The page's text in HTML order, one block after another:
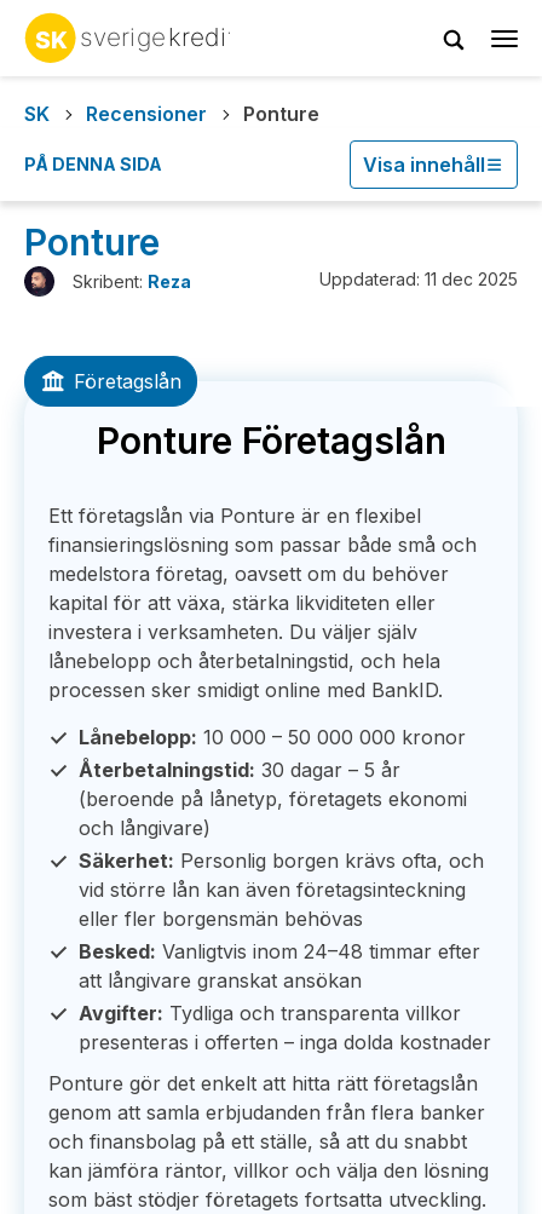
SK
Recensioner Ponture
PÅ DENNA SIDA Visa innehåll
Ponture
Skribent: Reza Uppdaterad: 11 dec 2025
Företagslån
Ponture Företagslån
Ett företagslån via Ponture är en flexibel
finansieringslösning som passar både små och
medelstora företag, oavsett om du behöver
kapital för att växa, stärka likviditeten eller
investera i verksamheten. Du väljer själv
lånebelopp och återbetalningstid, och hela
processen sker smidigt online med BankID.
Lånebelopp: 10 000 – 50 000 000 kronor
Återbetalningstid: 30 dagar – 5 år
(beroende på lånetyp, företagets ekonomi
och långivare)
Säkerhet: Personlig borgen krävs ofta, och
vid större lån kan även företagsinteckning
eller fler borgensmän behövas
Besked: Vanligtvis inom 24–48 timmar efter
att långivare granskat ansökan
Avgifter: Tydliga och transparenta villkor
presenteras i offerten – inga dolda kostnader
Ponture gör det enkelt att hitta rätt företagslån
genom att samla erbjudanden från flera banker
och finansbolag på ett ställe, så att du snabbt
kan jämföra räntor, villkor och välja den lösning
som bäst stödjer företagets fortsatta utveckling.